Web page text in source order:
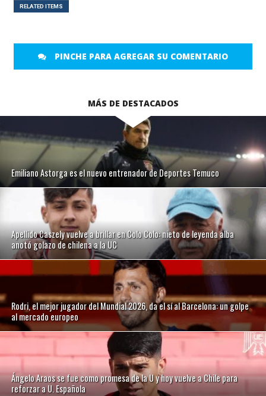
RELATED ITEMS
PINCHE PARA AGREGAR SU COMENTARIO
MÁS DE DESTACADOS
Emiliano Astorga es el nuevo entrenador de Deportes Temuco
Apellido Caszely vuelve a brillar en Colo Colo: nieto de leyenda alba
anotó golazo de chilena a la UC
Rodri, el mejor jugador del Mundial 2026, da el sí al Barcelona: un golpe
al mercado europeo
Ángelo Araos se fue como promesa de la U y hoy vuelve a Chile para
reforzar a U. Española